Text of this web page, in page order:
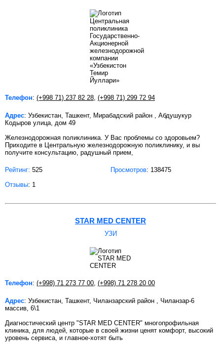
Телефон: (+998 71) 237 82 28 (+998 71) 299 72 94
Адрес: Узбекистан, Ташкент, Мирабадский район , Абдушукур
Кодыров улица, дом 49
Железнодорожная поликлиника. У Вас проблемы со здоровьем?
Приходите в Центральную железнодорожную поликлинику, и вы
получите консультацию, радушный прием,
Рейтинг: 525 Просмотров: 138475
Отзывы: 1
STAR MED CENTER
УЗИ
Телефон: (+998) 71 273 77 00 (+998) 71 278 20 00
Адрес: Узбекистан, Ташкент, Чиланзарский район , Чиланзар-6
массив, 6\1
Диагностический центр "STAR MED CENTER" многопрофильная
клиника, для людей, которые в своей жизни ценят комфорт, высокий
уровень сервиса, и главное-хотят быть